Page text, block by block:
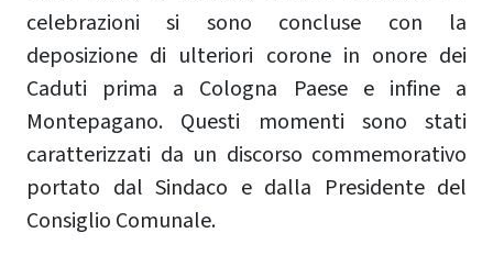
celebrazioni si sono concluse con la
deposizione di ulteriori corone in onore dei
Caduti prima a Cologna Paese e infine a
Montepagano. Questi momenti sono stati
caratterizzati da un discorso commemorativo
portato dal Sindaco e dalla Presidente del
Consiglio Comunale.